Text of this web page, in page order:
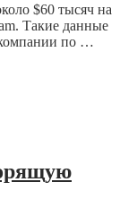
$60 тысяч на
Такие данные
по …